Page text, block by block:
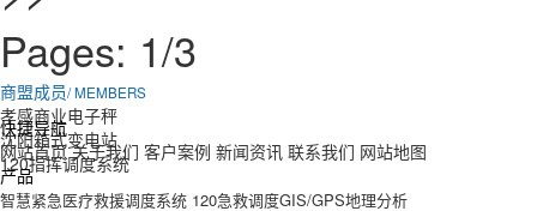
Pages: 1/3
商盟成员/ MEMBERS
孝感商业电子秤
沈阳箱式变电站
120指挥调度系统
快捷导航
网站首页 关于我们 客户案例 新闻资讯 联系我们 网站地图
产品
智慧紧急医疗救援调度系统 120急救调度GIS/GPS地理分析